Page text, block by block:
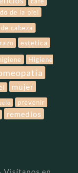
de la piel
cabeza
estetica
Higiene
mujer
prevenir
remedios